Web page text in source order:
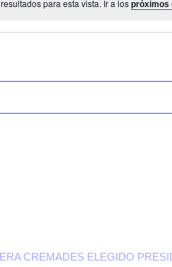
para esta vista. Ir a los próximos
CREMADES ELEGIDO